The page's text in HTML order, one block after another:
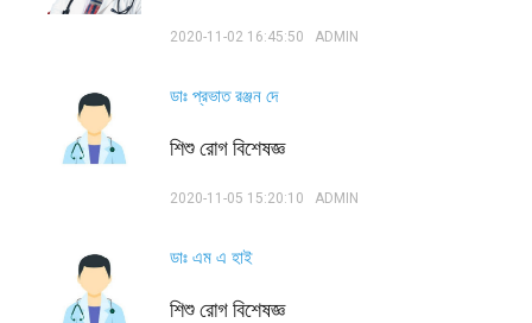
2020-11-02 16:45:50 ADMIN
ডাঃ প্রভাত রঞ্জন দে
শিশু রোগ বিশেষজ্ঞ
2020-11-05 15:20:10 ADMIN
ডাঃ এম এ হাই
শিশু রোগ বিশেষজ্ঞ